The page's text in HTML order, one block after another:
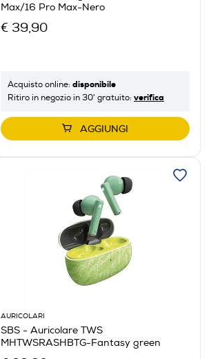
Max/16 Pro Max-Nero
€ 39,90
Acquisto online: disponibile
Ritiro in negozio in 30' gratuito: verifica
AGGIUNGI
AURICOLARI
SBS - Auricolare TWS
MHTWSRASHBTG-Fantasy green